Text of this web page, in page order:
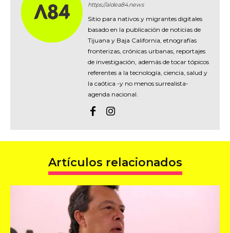
https://aldea84.news
Sitio para nativos y migrantes digitales
basado en la publicación de noticias de
Tijuana y Baja California, etnografías
fronterizas, crónicas urbanas, reportajes
de investigación, además de tocar tópicos
referentes a la tecnología, ciencia, salud y
la caótica -y no menos surrealista-
agenda nacional.
Artículos relacionados